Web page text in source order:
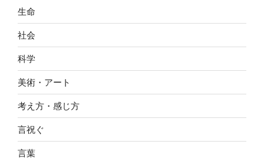
生命
社会
科学
美術・アート
考え方・感じ方
言祝ぐ
言葉